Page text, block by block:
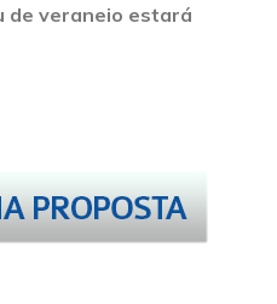
de veraneio estará